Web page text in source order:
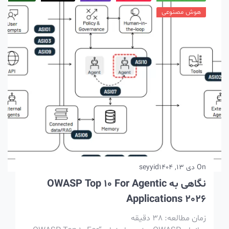
هوش مصنوعی
دی 13, 1404 seyyid
نگاهی به OWASP Top 10 For Agentic
Applications 2026
زمان مطالعه:38دقیقه